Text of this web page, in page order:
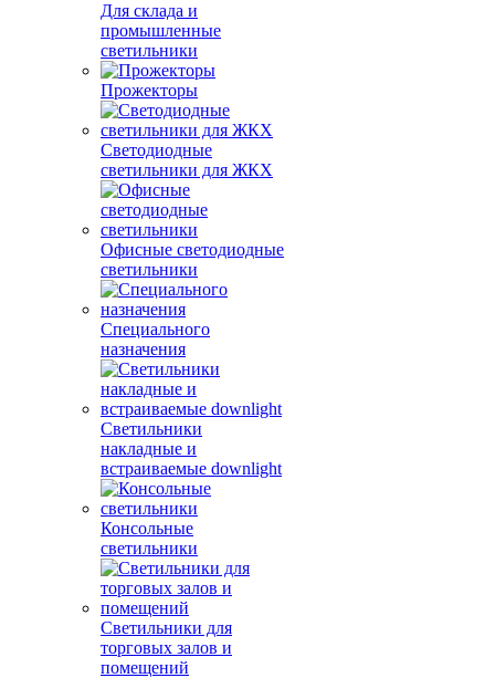
Для склада и
промышленные
светильники
Прожекторы
Светодиодные
светильники для ЖКХ
Офисные светодиодные
светильники
Специального
назначения
Светильники
накладные и
встраиваемые downlight
Консольные
светильники
Светильники для
торговых залов и
помещений